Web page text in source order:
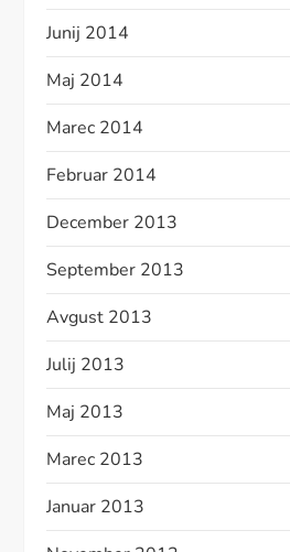
Junij 2014
Maj 2014
Marec 2014
Februar 2014
December 2013
September 2013
Avgust 2013
Julij 2013
Maj 2013
Marec 2013
Januar 2013